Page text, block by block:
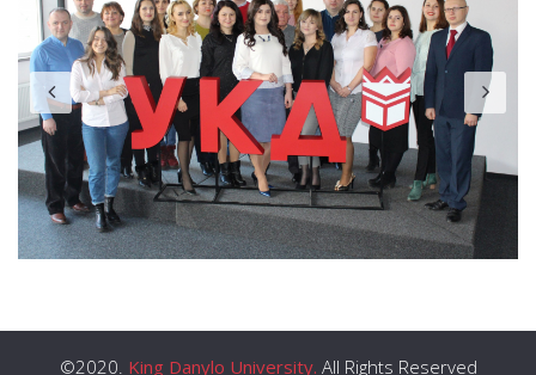
©2020. King Danylo University. All Rights Reserved